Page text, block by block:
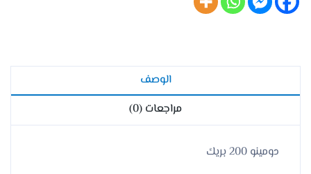
الوصف
مراجعات (0)
دومينو 200 بريك